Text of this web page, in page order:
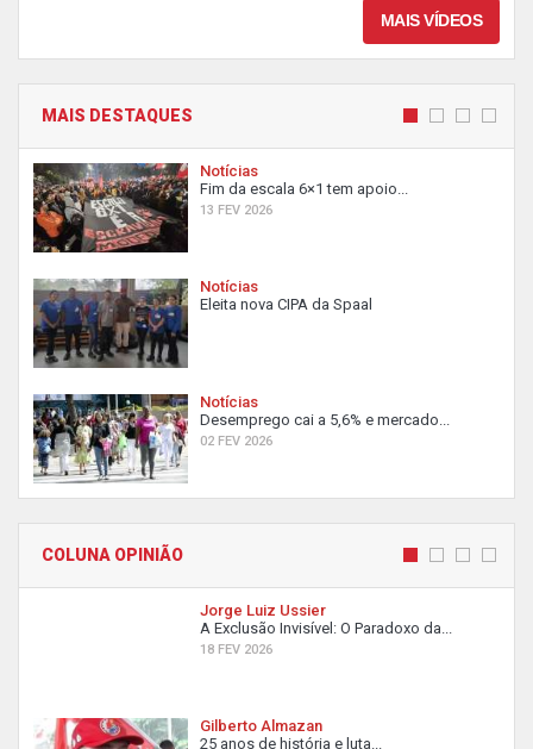
MAIS VÍDEOS
MAIS DESTAQUES
Notícias
Fim da escala 6×1 tem apoio...
13 FEV 2026
Notícias
Eleita nova CIPA da Spaal
Notícias
Desemprego cai a 5,6% e mercado...
02 FEV 2026
COLUNA OPINIÃO
Jorge Luiz Ussier
A Exclusão Invisível: O Paradoxo da...
18 FEV 2026
Gilberto Almazan
25 anos de história e luta...